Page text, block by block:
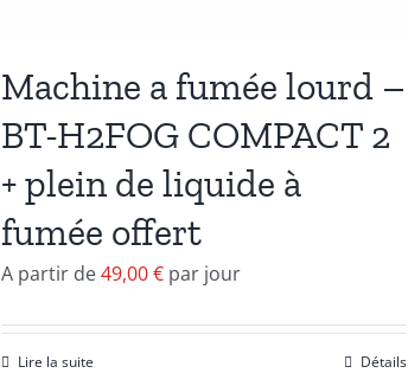
Machine a fumée lourd –
BT-H2FOG COMPACT 2
+ plein de liquide à
fumée offert
A partir de49,00€ par jour
Lire la suite Détails